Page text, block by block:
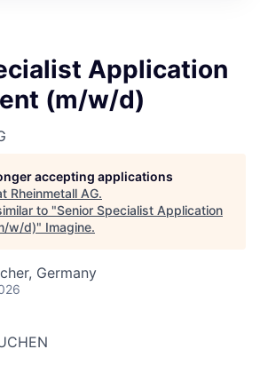
Application
(m/w/d)
accepting applications
Rheinmetall AG.
to "Senior Specialist Application
w/d)" Imagine.
Germany